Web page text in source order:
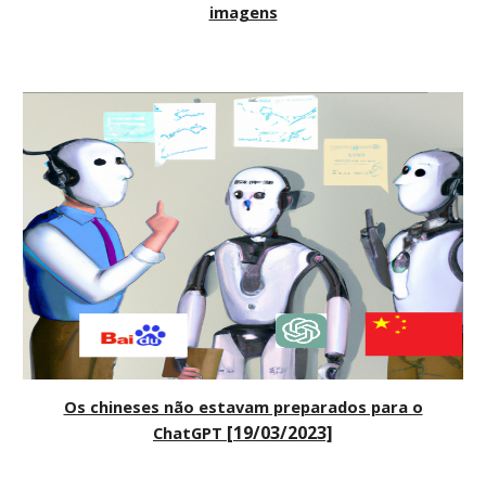
imagens
Os chineses não estavam preparados para o
ChatGPT [19/03/2023]